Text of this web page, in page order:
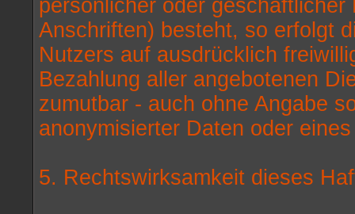
persönlicher oder
Anschriften) besteht, so erfolgt
Nutzers auf ausdrücklich
Bezahlung aller angebotenen
zumutbar - auch ohne Angabe
anonymisierter Daten oder
5. Rechtswirksamkeit dieses